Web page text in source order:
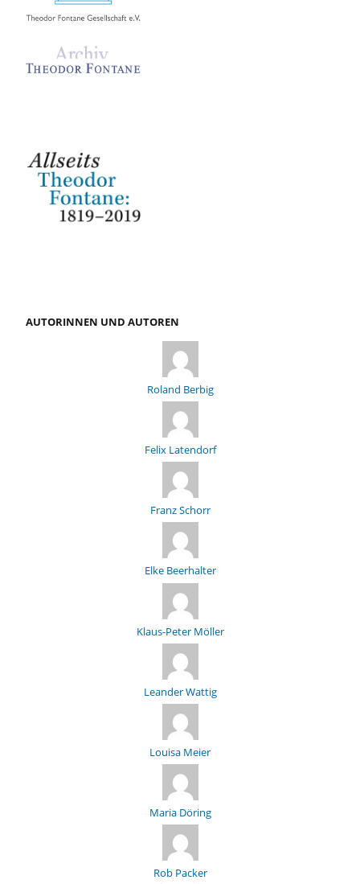
AUTORINNEN UND AUTOREN
Roland Berbig
Felix Latendorf
Franz Schorr
Elke Beerhalter
Klaus-Peter Möller
Leander Wattig
Louisa Meier
Maria Döring
Rob Packer